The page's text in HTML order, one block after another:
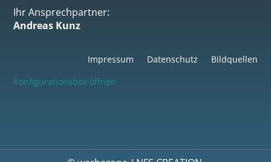
Ihr Ansprechpartner:
Andreas Kunz
Impressum Datenschutz
Bildquellen
Konfigurationsbox öffnen